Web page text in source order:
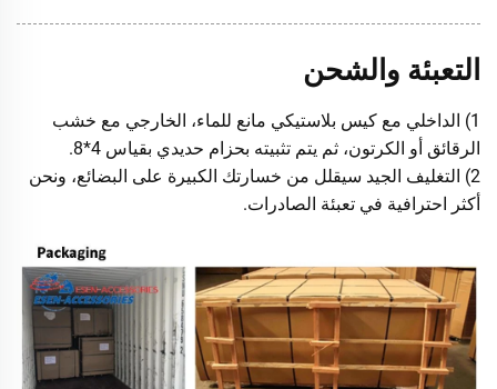
التعبئة والشحن
1) الداخلي مع كيس بلاستيكي مانع للماء، الخارجي مع خشب
الرقائق أو الكرتون، ثم يتم تثبيته بحزام حديدي بقياس 4*8.
2) التغليف الجيد سيقلل من خسارتك الكبيرة على البضائع، ونحن
أكثر احترافية في تعبئة الصادرات.